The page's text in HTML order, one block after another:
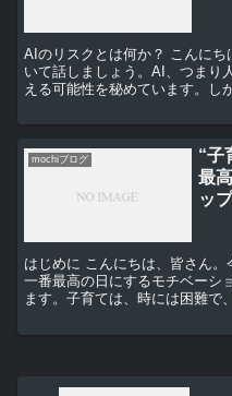
AIのリスクとは何か？ こんに
いて話しましょう。AI、つまり
える可能性を秘めています。し
mochiブログ
“子
最
ッ
はじめに こんにちは、皆さん
一番最高の日にするモチベーシ
ます。子育ては、時には困難で